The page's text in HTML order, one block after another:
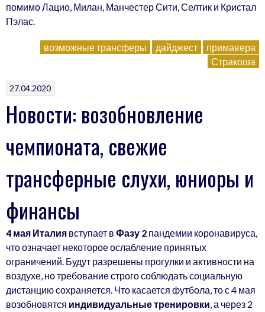
помимо Лацио, Милан, Манчестер Сити, Селтик и Кристал
Пэлас.
возможные трансферы дайджест
примавера
Стракоша
27.04.2020
Новости: возобновление
чемпионата, свежие
трансферные слухи, юниоры и
финансы
4 мая Италия вступает в Фазу 2 пандемии коронавируса,
что означает некоторое ослабление принятых
ограничений. Будут разрешены прогулки и активности на
воздухе, но требование строго соблюдать социальную
дистанцию сохраняется. Что касается футбола, то с 4 мая
возобновятся индивидуальные тренировки, а через 2